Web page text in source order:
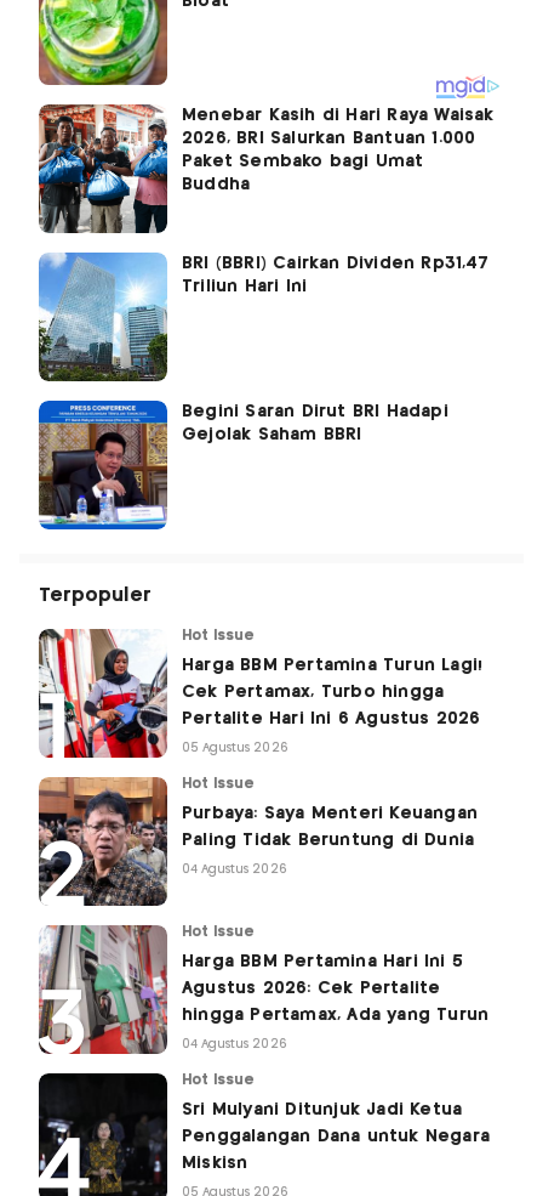
Menebar Kasih di Hari Raya Waisak
2026, BRI Salurkan Bantuan 1.000
Paket Sembako bagi Umat
Buddha
BRI (BBRI) Cairkan Dividen Rp31,47
Triliun Hari Ini
Begini Saran Dirut BRI Hadapi
Gejolak Saham BBRI
Terpopuler
Hot Issue
Harga BBM Pertamina Turun Lagi!
Cek Pertamax, Turbo hingga
Pertalite Hari Ini 6 Agustus 2026
05 Agustus 2026
Hot Issue
Purbaya: Saya Menteri Keuangan
Paling Tidak Beruntung di Dunia
04 Agustus 2026
Hot Issue
Harga BBM Pertamina Hari Ini 5
Agustus 2026: Cek Pertalite
hingga Pertamax, Ada yang Turun
04 Agustus 2026
Hot Issue
Sri Mulyani Ditunjuk Jadi Ketua
Penggalangan Dana untuk Negara
Miskisn
05 Agustus 2026